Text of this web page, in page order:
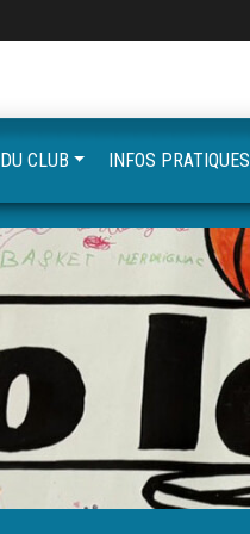
CLUB INFOS PRATIQUES